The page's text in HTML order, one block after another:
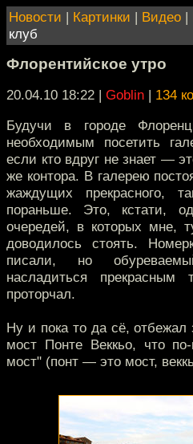
Новости | Картинки | Видео |
клуб
Флорентийское утро
20.04.10 18:22 | Goblin | 134
Будучи в городе
необходимым посетить
если кто вдруг не знает —
же контора. В галерею
жаждущих прекрасного,
пораньше. Это, кстати,
очередей, в которых мне,
доводилось стоять.
писали, но
насладиться
проторчал.
Ну и пока то да сё, отбежал
мост Понте Веккьо, что
мост" (понт — это мост,